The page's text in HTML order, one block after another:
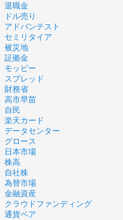
退職金
ドル売り
アドバンテスト
セミリタイア
被災地
証拠金
モッピー
スプレッド
財務省
高市早苗
自民
楽天カード
データセンター
グロース
日本市場
株高
自社株
為替市場
金融資産
クラウドファンディング
通貨ペア